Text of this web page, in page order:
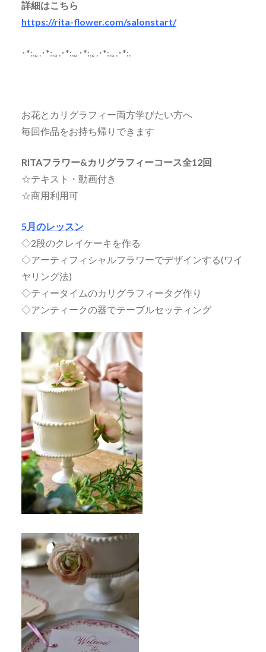
詳細はこちら
https://rita-flower.com/salonstart/
･*:.｡.･*:.｡.･*:.｡･*:.｡.･*:.｡.･*:.
お花とカリグラフィー両方学びたい方へ
毎回作品をお持ち帰りできます
RITAフラワー&カリグラフィーコース全12回
☆テキスト・動画付き
☆商用利用可
5月のレッスン
◇2段のクレイケーキを作る
◇アーティフィシャルフラワーでデザインする(ワイ
ヤリング法)
◇ティータイムのカリグラフィータグ作り
◇アンティークの器でテーブルセッティング